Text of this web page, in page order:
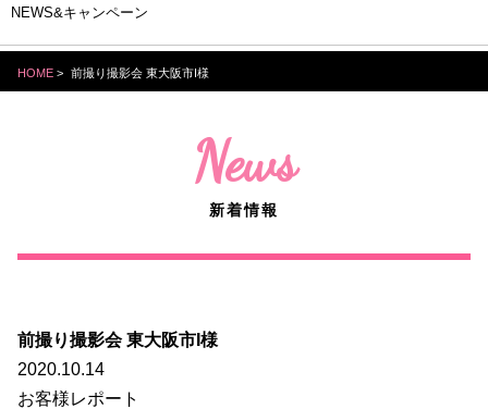
NEWS&キャンペーン
HOME> 前撮り撮影会 東大阪市I様
News
新着情報
前撮り撮影会 東大阪市I様
2020.10.14
お客様レポート